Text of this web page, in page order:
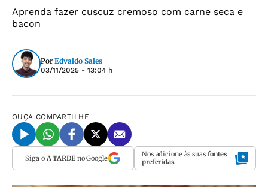
Aprenda fazer cuscuz cremoso com carne seca e
bacon
Por Edvaldo Sales
03/11/2025 - 13:04 h
OUÇA COMPARTILHE
Siga o A TARDEno Google Nos adicione às suas fontes
preferidas